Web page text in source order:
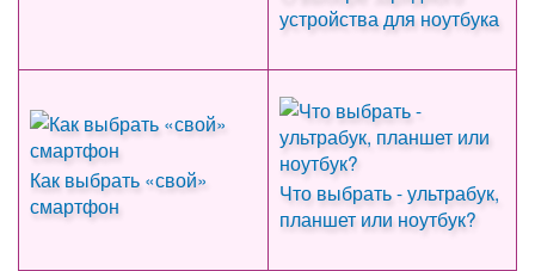
устройства для ноутбука
Как выбрать «свой»
смартфон
Что выбрать - ультрабук,
планшет или ноутбук?